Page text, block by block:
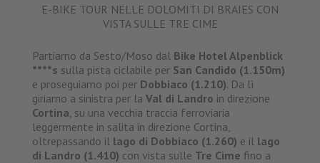
E-BIKE TOUR NELLE DOLOMITI DI BRAIES CON
VISTA SULLE TRE CIME
Partiamo da Sesto/Moso dal Bike Hotel Alpenblick
****s sulla pista ciclabile per San Candido (1.150m)
e proseguiamo poi per Dobbiaco (1.210). Da lì
giriamo a sinistra per la Val di Landro in direzione
Cortina , su una vecchia traccia ferroviaria
leggermente in salita in direzione Cortina,
oltrepassando il lago di Dobbiaco (1.260) e il lago
di Landro (1.410) con vista sulle Tre Cime fino a